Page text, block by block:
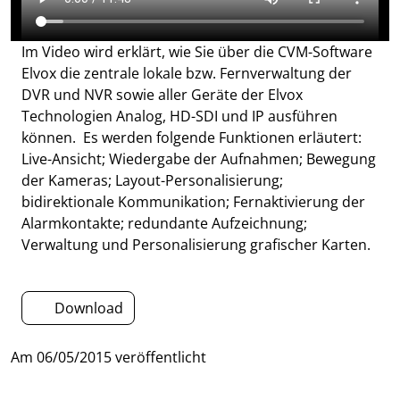
Im Video wird erklärt, wie Sie über die CVM-Software
Elvox die zentrale lokale bzw. Fernverwaltung der
DVR und NVR sowie aller Geräte der Elvox
Technologien Analog, HD-SDI und IP ausführen
können. Es werden folgende Funktionen erläutert:
Live-Ansicht; Wiedergabe der Aufnahmen; Bewegung
der Kameras; Layout-Personalisierung;
bidirektionale Kommunikation; Fernaktivierung der
Alarmkontakte; redundante Aufzeichnung;
Verwaltung und Personalisierung grafischer Karten.
Download
Am 06/05/2015veröffentlicht